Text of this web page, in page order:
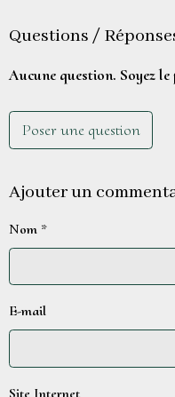
Questions /
Aucune question. Soyez
Poser une question
Ajouter un
Nom
E-mail
Site Internet